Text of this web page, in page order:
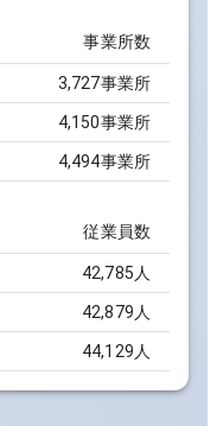
事業所数
3,727事業所
4,150事業所
4,494事業所
従業員数
42,785人
42,879人
44,129人